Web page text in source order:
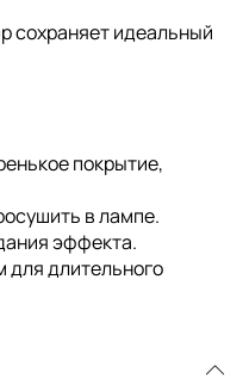
сохраняет идеальный
покрытие,
в лампе.
эффекта.
для длительного